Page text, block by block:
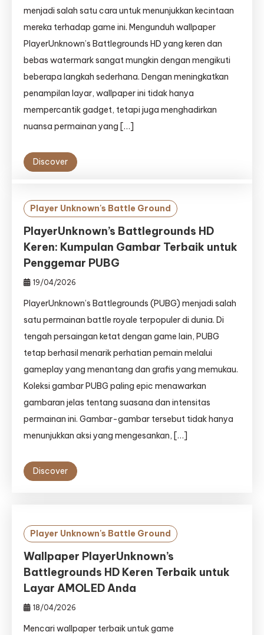
menjadi salah satu cara untuk menunjukkan kecintaan
mereka terhadap game ini. Mengunduh wallpaper
PlayerUnknown’s Battlegrounds HD yang keren dan
bebas watermark sangat mungkin dengan mengikuti
beberapa langkah sederhana. Dengan meningkatkan
penampilan layar, wallpaper ini tidak hanya
mempercantik gadget, tetapi juga menghadirkan
nuansa permainan yang […]
Discover
Player Unknown's Battle Ground
PlayerUnknown’s Battlegrounds HD
Keren: Kumpulan Gambar Terbaik untuk
Penggemar PUBG
19/04/2026
PlayerUnknown’s Battlegrounds (PUBG) menjadi salah
satu permainan battle royale terpopuler di dunia. Di
tengah persaingan ketat dengan game lain, PUBG
tetap berhasil menarik perhatian pemain melalui
gameplay yang menantang dan grafis yang memukau.
Koleksi gambar PUBG paling epic menawarkan
gambaran jelas tentang suasana dan intensitas
permainan ini. Gambar-gambar tersebut tidak hanya
menunjukkan aksi yang mengesankan, […]
Discover
Player Unknown's Battle Ground
Wallpaper PlayerUnknown’s
Battlegrounds HD Keren Terbaik untuk
Layar AMOLED Anda
18/04/2026
Mencari wallpaper terbaik untuk game